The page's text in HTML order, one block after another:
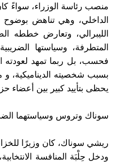
منصب رئاسة الوزراء، سواءً
الداخلي، وهي تناهض
الليبرالي، وتعارض خططه
المتطرفة، وسياستها
فحسب، بل ربما تمهد لعودته
بسبب شخصيته الديناميكية، و
يحظى بتأييد كبير بين أعضاء
سوناك وتروس وسياستهما
ريشي سوناك، كان وزيرًا
ودخل حِلْبَة المنافسة